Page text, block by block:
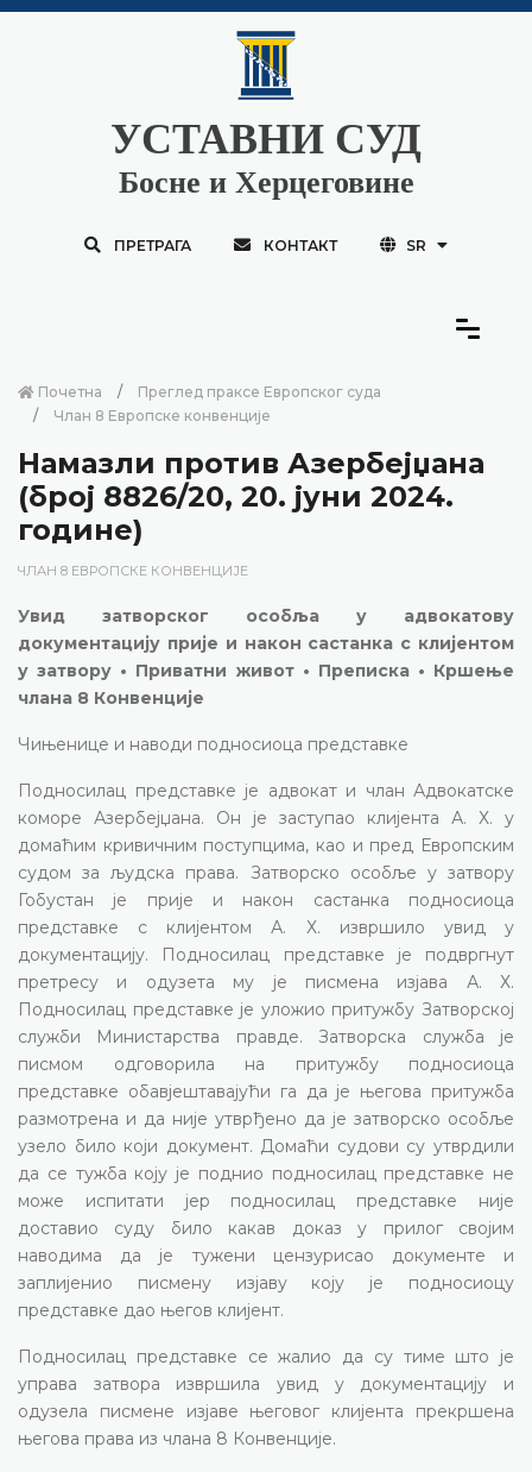
УСТАВНИ СУД
Босне и Херцеговине
ПРЕТРАГА КОНТАКТ SR
Почетна
Преглед праксе Европског суда
Члан 8 Европске конвенције
Намазли против Азербејџана
(број 8826/20, 20. јуни 2024.
године)
ЧЛАН 8 ЕВРОПСКЕ КОНВЕНЦИЈЕ
Увид затворског особља у адвокатову
документацију прије и након састанка с клијентом
у затвору • Приватни живот • Преписка • Кршење
члана 8 Конвенције
Чињенице и наводи подносиоца представке
Подносилац представке је адвокат и члан Адвокатске
коморе Азербејџана. Он је заступао клијента А. Х. у
домаћим кривичним поступцима, као и пред Европским
судом за људска права. Затворско особље у затвору
Гобустан је прије и након састанка подносиоца
представке с клијентом А. Х. извршило увид у
документацију. Подносилац представке је подвргнут
претресу и одузета му је писмена изјава А. Х.
Подносилац представке је уложио притужбу Затворској
служби Министарства правде. Затворска служба је
писмом одговорила на притужбу подносиоца
представке обавјештавајући га да је његова притужба
размотрена и да није утврђено да је затворско особље
узело било који документ. Домаћи судови су утврдили
да се тужба коју је поднио подносилац представке не
може испитати јер подносилац представке није
доставио суду било какав доказ у прилог својим
наводима да је тужени цензурисао документе и
заплијенио писмену изјаву коју је подносиоцу
представке дао његов клијент.
Подносилац представке се жалио да су тиме што је
управа затвора извршила увид у документацију и
одузела писмене изјаве његовог клијента прекршена
његова права из члана 8 Конвенције.